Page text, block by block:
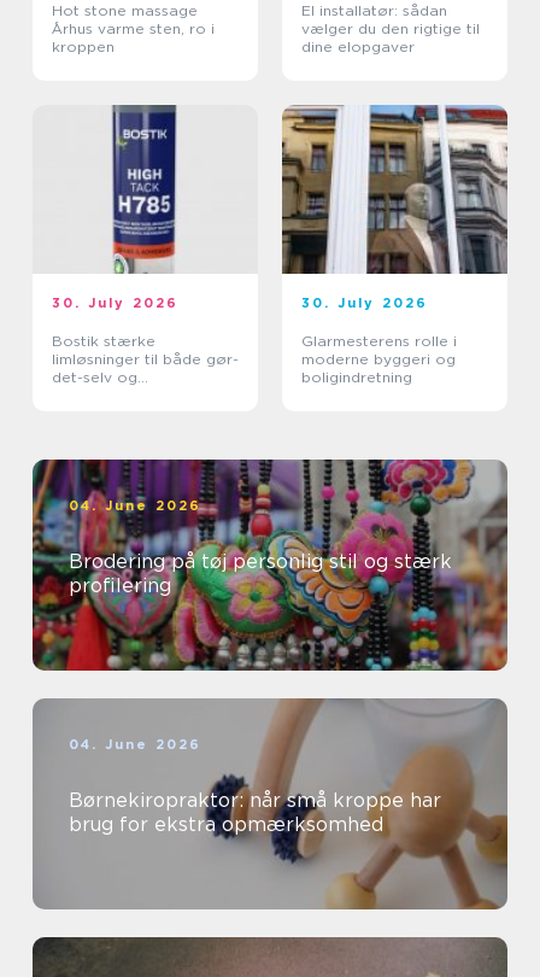
Hot stone massage
Århus varme sten, ro i
kroppen
El installatør: sådan
vælger du den rigtige til
dine elopgaver
30. July 2026
Bostik stærke
limløsninger til både gør-
det-selv og
30. July 2026
Glarmesterens rolle i
moderne byggeri og
boligindretning
04. June 2026
Brodering på tøj personlig stil og stærk
profilering
04. June 2026
Børnekiropraktor: når små kroppe har
brug for ekstra opmærksomhed